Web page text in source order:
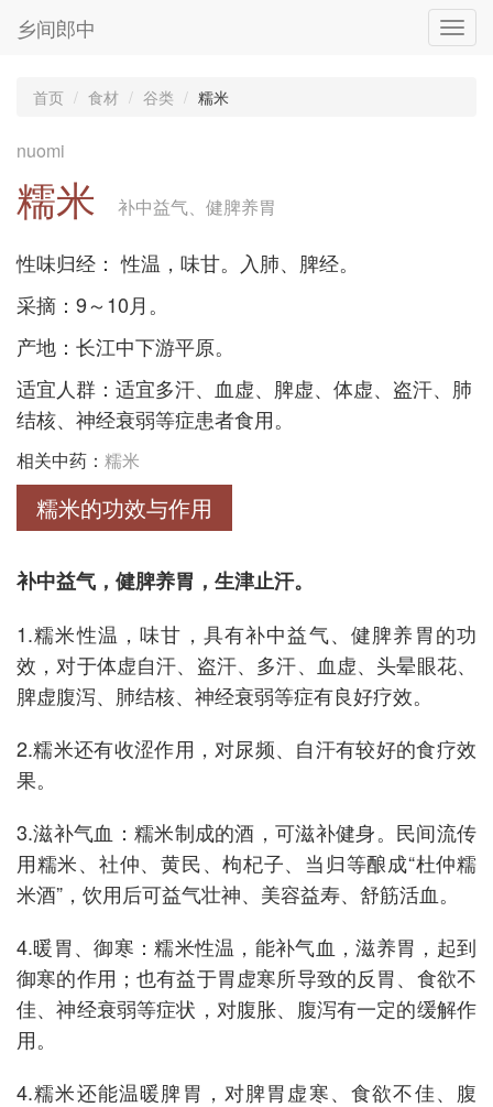
乡间郎中
首页 食材 谷类 糯米
nuomi
糯米 补中益气、健脾养胃
性味归经： 性温，味甘。入肺、脾经。
采摘：9～10月。
产地：长江中下游平原。
适宜人群：适宜多汗、血虚、脾虚、体虚、盗汗、肺
结核、神经衰弱等症患者食用。
相关中药： 糯米
糯米的功效与作用
补中益气，健脾养胃，生津止汗。
1.糯米性温，味甘，具有补中益气、健脾养胃的功
效，对于体虚自汗、盗汗、多汗、血虚、头晕眼花、
脾虚腹泻、肺结核、神经衰弱等症有良好疗效。
2.糯米还有收涩作用，对尿频、自汗有较好的食疗效
果。
3.滋补气血：糯米制成的酒，可滋补健身。民间流传
用糯米、社仲、黄民、枸杞子、当归等酿成“杜仲糯
米酒”，饮用后可益气壮神、美容益寿、舒筋活血。
4.暖胃、御寒：糯米性温，能补气血，滋养胃，起到
御寒的作用；也有益于胃虚寒所导致的反胃、食欲不
佳、神经衰弱等症状，对腹胀、腹泻有一定的缓解作
用。
4.糯米还能温暖脾胃，对脾胃虚寒、食欲不佳、腹